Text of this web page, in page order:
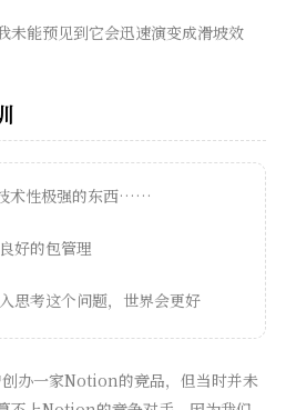
未能预见到它会迅速演变成滑坡效
术性极强的东西……
好的包管理
思考这个问题，世界会更好
办一家Notion的竞品，但当时并未